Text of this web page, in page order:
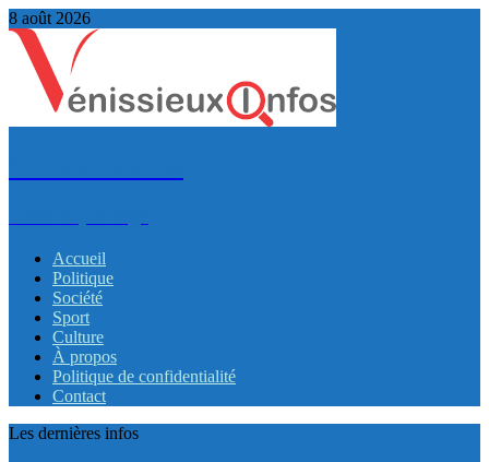
8 août 2026
Accueil
Politique
Société
Sport
Culture
À propos
Politique de confidentialité
Contact
Les dernières infos